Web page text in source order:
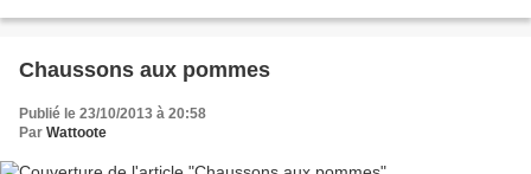
Chaussons aux pommes
Publié le 23/10/2013 à 20:58
Par Wattoote